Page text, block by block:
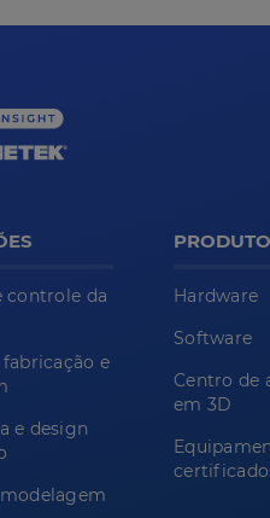
controle da
e
e design
Hardware
Software
Centro de
em 3D